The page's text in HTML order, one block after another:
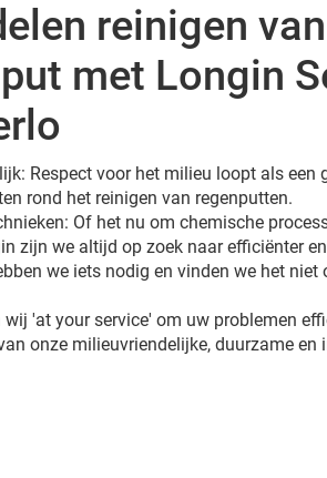
reinigen
met Longin
Respect voor het milieu loopt als een
rond het reinigen van regenputten.
Of het nu om chemische
zijn we altijd op zoek naar efficiënter
we iets nodig en vinden we het niet
'at your service' om uw problemen
onze milieuvriendelijke, duurzame en